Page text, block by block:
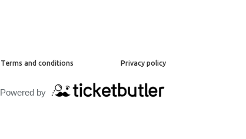
Terms and conditions Privacy policy
Powered by